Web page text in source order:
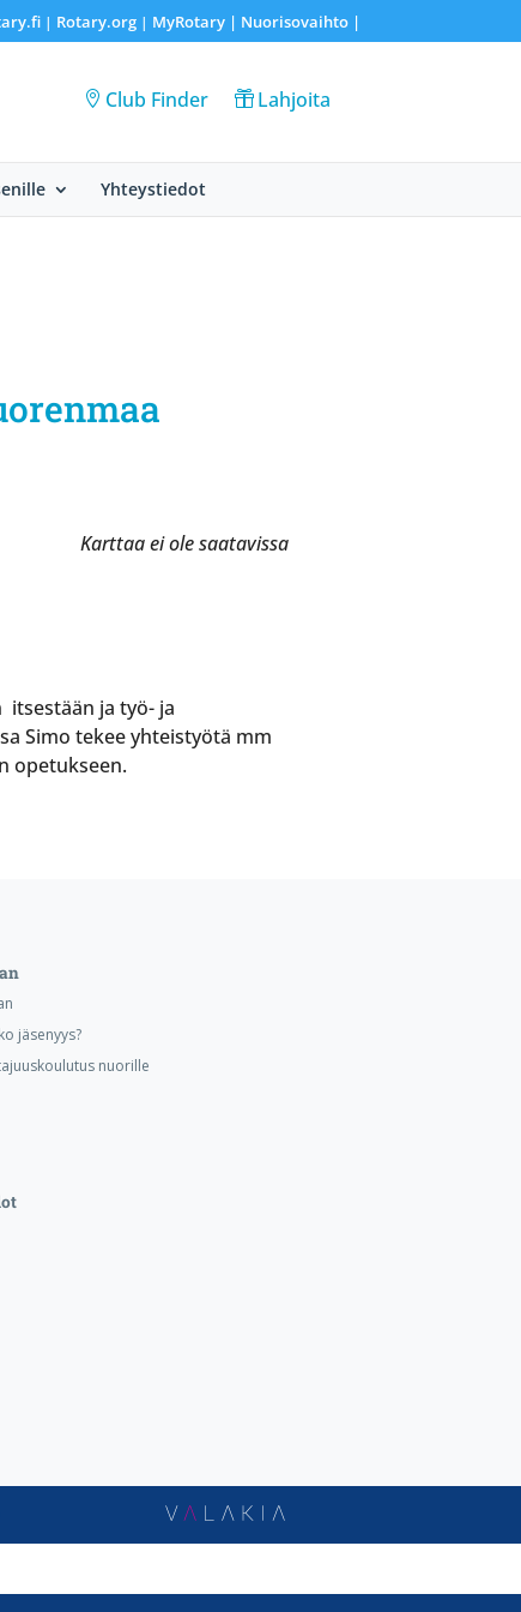
| Rotary.org| MyRotary | Nuorisovaihto|
Club Finder Lahjoita
Yhteystiedot
Karttaa ei ole saatavissa
ja työ- ja
Simo tekee yhteistyötä mm
opetukseen.
jäsenyys?
nuorille